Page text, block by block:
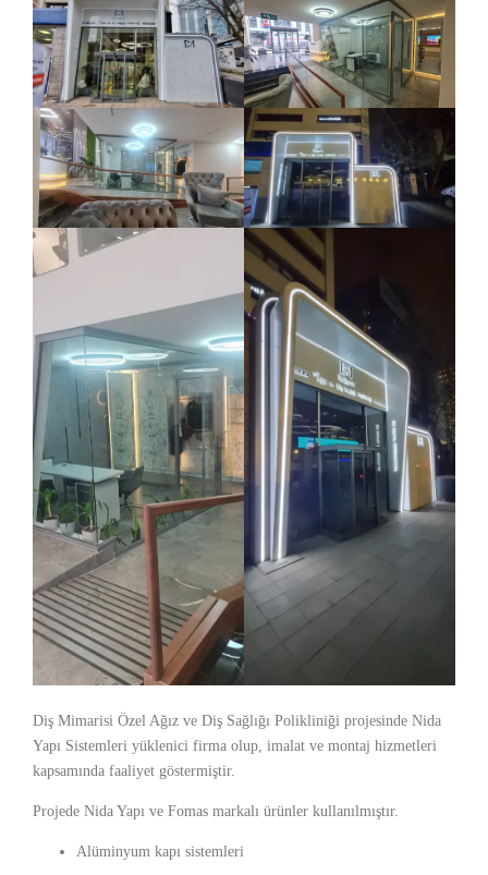
Diş Mimarisi Özel Ağız ve Diş Sağlığı Polikliniği projesinde Nida
Yapı Sistemleri yüklenici firma olup, imalat ve montaj hizmetleri
kapsamında faaliyet göstermiştir.
Projede Nida Yapı ve Fomas markalı ürünler kullanılmıştır.
Alüminyum kapı sistemleri